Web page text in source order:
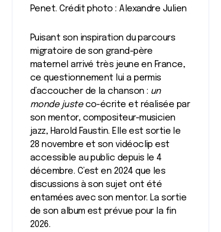
Penet. Crédit photo : Alexandre Julien
Puisant son inspiration du parcours
migratoire de son grand-père
maternel arrivé très jeune en France,
ce questionnement lui a permis
d’accoucher de la chanson : un
monde justeco-écrite et réalisée par
son mentor, compositeur-musicien
jazz, Harold Faustin. Elle est sortie le
28 novembre et son vidéoclip est
accessible au public depuis le 4
décembre. C’est en 2024 que les
discussions à son sujet ont été
entamées avec son mentor. La sortie
de son album est prévue pour la fin
2026.